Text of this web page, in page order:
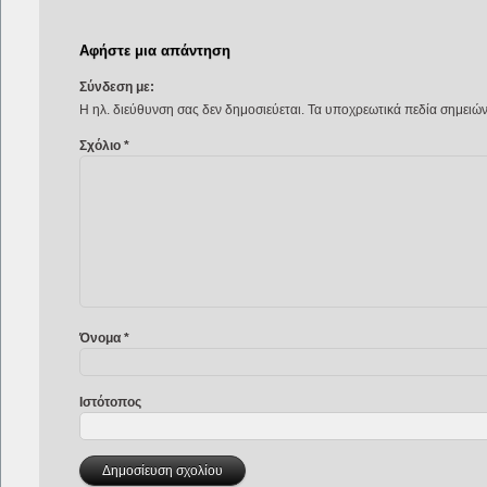
Αφήστε μια απάντηση
Σύνδεση με:
Η ηλ. διεύθυνση σας δεν δημοσιεύεται. Τα υποχρεωτικά πεδία
Σχόλιο*
Όνομα*
Ιστότοπος